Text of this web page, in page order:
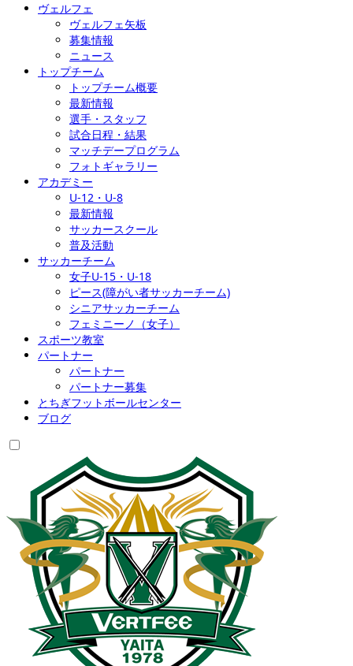
ヴェルフェ
ヴェルフェ矢板
募集情報
ニュース
トップチーム
トップチーム概要
最新情報
選手・スタッフ
試合日程・結果
マッチデープログラム
フォトギャラリー
アカデミー
U-12・U-8
最新情報
サッカースクール
普及活動
サッカーチーム
女子U-15・U-18
ピース(障がい者サッカーチーム)
シニアサッカーチーム
フェミニーノ（女子）
スポーツ教室
パートナー
パートナー
パートナー募集
とちぎフットボールセンター
ブログ